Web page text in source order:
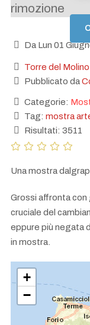
Da Lun 01
Torre del Molino
Pubblicato da
Categorie:
Tag: mostra
Risultati: 3511
Una mostra
Grossi affronta con
cruciale del
eppure più negata
in mostra.
+
−